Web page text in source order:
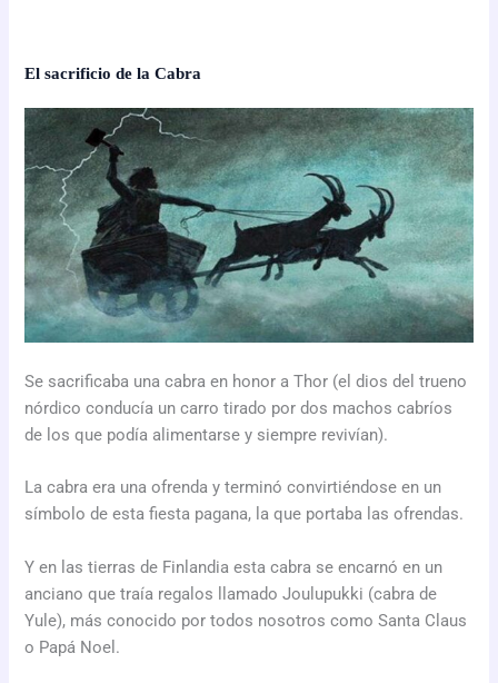
El sacrificio de la Cabra
Se sacrificaba una cabra en honor a Thor (el dios del trueno
nórdico conducía un carro tirado por dos machos cabríos
de los que podía alimentarse y siempre revivían).
La cabra era una ofrenda y terminó convirtiéndose en un
símbolo de esta fiesta pagana, la que portaba las ofrendas.
Y en las tierras de Finlandia esta cabra se encarnó en un
anciano que traía regalos llamado Joulupukki (cabra de
Yule), más conocido por todos nosotros como Santa Claus
o Papá Noel.